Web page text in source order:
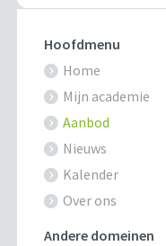
Hoofdmenu
Home
Mijn academie
Aanbod
Nieuws
Kalender
Over ons
Andere domeinen